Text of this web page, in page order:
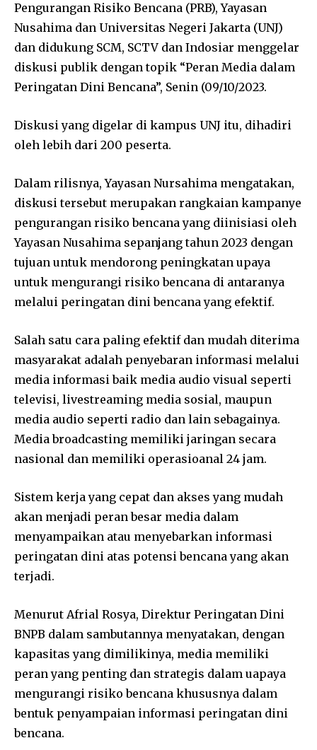
Pengurangan Risiko Bencana (PRB), Yayasan
Nusahima dan Universitas Negeri Jakarta (UNJ)
dan didukung SCM, SCTV dan Indosiar menggelar
diskusi publik dengan topik “Peran Media dalam
Peringatan Dini Bencana”, Senin (09/10/2023.
Diskusi yang digelar di kampus UNJ itu, dihadiri
oleh lebih dari 200 peserta.
Dalam rilisnya, Yayasan Nursahima mengatakan,
diskusi tersebut merupakan rangkaian kampanye
pengurangan risiko bencana yang diinisiasi oleh
Yayasan Nusahima sepanjang tahun 2023 dengan
tujuan untuk mendorong peningkatan upaya
untuk mengurangi risiko bencana di antaranya
melalui peringatan dini bencana yang efektif.
Salah satu cara paling efektif dan mudah diterima
masyarakat adalah penyebaran informasi melalui
media informasi baik media audio visual seperti
televisi, livestreaming media sosial, maupun
media audio seperti radio dan lain sebagainya.
Media broadcasting memiliki jaringan secara
nasional dan memiliki operasioanal 24 jam.
Sistem kerja yang cepat dan akses yang mudah
akan menjadi peran besar media dalam
menyampaikan atau menyebarkan informasi
peringatan dini atas potensi bencana yang akan
terjadi.
Menurut Afrial Rosya, Direktur Peringatan Dini
BNPB dalam sambutannya menyatakan, dengan
kapasitas yang dimilikinya, media memiliki
peran yang penting dan strategis dalam uapaya
mengurangi risiko bencana khususnya dalam
bentuk penyampaian informasi peringatan dini
bencana.